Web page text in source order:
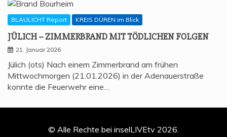
BLAULICHT Report KREIS DÜREN im Blick
JÜLICH – ZIM­MER­BRAND MIT TÖD­LI­CHEN FOLGEN
21. Januar 2026
Jülich (ots) Nach einem Zimmerbrand am frühen
Mittwochmorgen (21.01.2026) in der Adenauerstraße
konnte die Feuerwehr eine…
© Alle Rechte bei inselLIVEtv 2026.